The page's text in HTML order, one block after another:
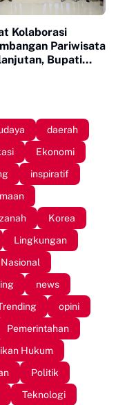
Kolaborasi
Pariwisata
Bupati
daerah
Ekonomi
inspiratif
Korea
Lingkungan
Nasional
news
opini
Pemerintahan
Hukum
Politik
Teknologi